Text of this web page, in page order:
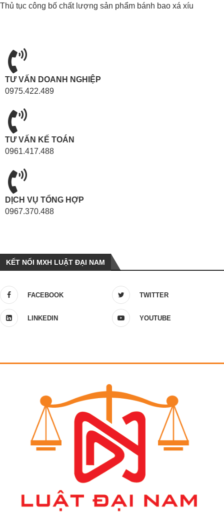
Thủ tục công bố chất lượng sản phẩm bánh bao xá xíu
TƯ VẤN DOANH NGHIỆP
0975.422.489
TƯ VẤN KẾ TOÁN
0961.417.488
DỊCH VỤ TỔNG HỢP
0967.370.488
KẾT NỐI MXH LUẬT ĐẠI NAM
FACEBOOK TWITTER
LINKEDIN YOUTUBE